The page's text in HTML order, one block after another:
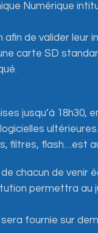
Numérique
de valider leur
carte SD
jusqu’à 18h30,
filtres, flash…est
chacun de venir
permettra au
fournie sur